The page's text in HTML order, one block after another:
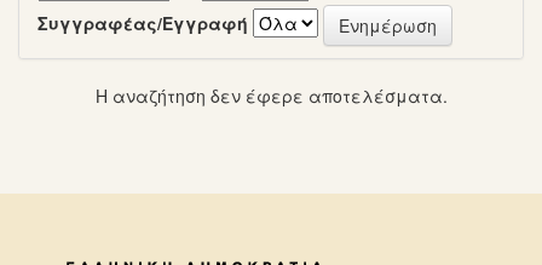
Συγγραφέας/Εγγραφή
Η αναζήτηση δεν έφερε αποτελέσματα.